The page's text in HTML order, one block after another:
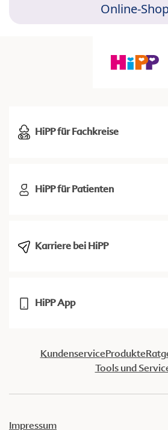
Online-
HiPP für Fachkreise
HiPP für Patienten
Karriere bei HiPP
HiPP App
KundenserviceProdukte
Tools und
Impressum